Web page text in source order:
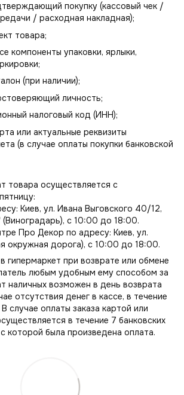
покупку (кассовый чек /
/ расходная накладная);
товара;
компоненты упаковки, ярлыки,
(при наличии);
личность;
налоговый код (ИНН);
или актуальные реквизиты
(в случае оплаты покупки банковской
товара осуществляется с
Киев, ул. Ивана Выговского 40/12,
с 10:00 до 18:00.
Про Декор по адресу: Киев, ул.
окружная дорога), с 10:00 до 18:00.
гипермаркет при возврате или обмене
любым удобным ему способом за
наличных возможен в день возврата
отсутствия денег в кассе, в течение
случае оплаты заказа картой или
в течение 7 банковских
которой была произведена оплата.